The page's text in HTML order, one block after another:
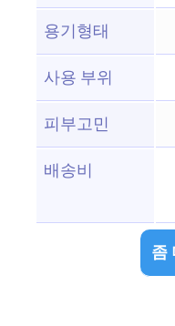
용기형태
사용 부위
피부고민
배송비
좀